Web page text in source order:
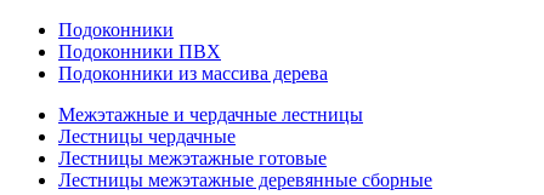
Подоконники
Подоконники ПВХ
Подоконники из массива дерева
Межэтажные и чердачные лестницы
Лестницы чердачные
Лестницы межэтажные готовые
Лестницы межэтажные деревянные сборные